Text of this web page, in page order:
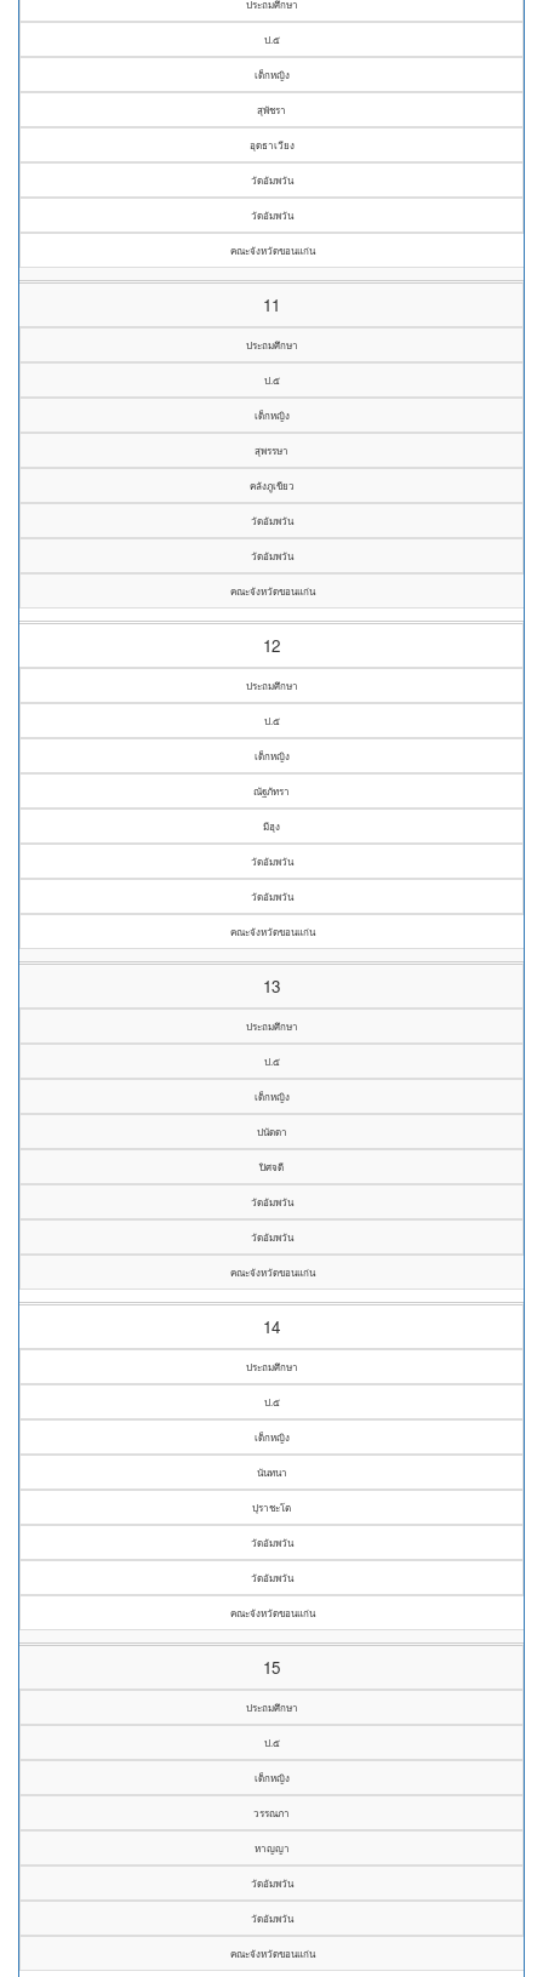
ประถมศึกษา
ป.๕
เด็กหญิง
สุพัชรา
อุดธาเวียง
วัดอัมพวัน
วัดอัมพวัน
คณะจังหวัดขอนแก่น
11
ประถมศึกษา
ป.๕
เด็กหญิง
สุพรรษา
คลังภูเขียว
วัดอัมพวัน
วัดอัมพวัน
คณะจังหวัดขอนแก่น
12
ประถมศึกษา
ป.๕
เด็กหญิง
ณัฐภัทรา
มีฮุง
วัดอัมพวัน
วัดอัมพวัน
คณะจังหวัดขอนแก่น
13
ประถมศึกษา
ป.๕
เด็กหญิง
ปนัดดา
ปิศจดี
วัดอัมพวัน
วัดอัมพวัน
คณะจังหวัดขอนแก่น
14
ประถมศึกษา
ป.๕
เด็กหญิง
นันทนา
ปุราชะโต
วัดอัมพวัน
วัดอัมพวัน
คณะจังหวัดขอนแก่น
15
ประถมศึกษา
ป.๕
เด็กหญิง
วรรณภา
หาญญา
วัดอัมพวัน
วัดอัมพวัน
คณะจังหวัดขอนแก่น